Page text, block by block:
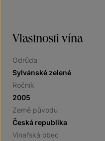
Vlastnosti vína
Odrůda
Sylvánské zelené
Ročník
2005
Země původu
Česká republika
Vinařská obec